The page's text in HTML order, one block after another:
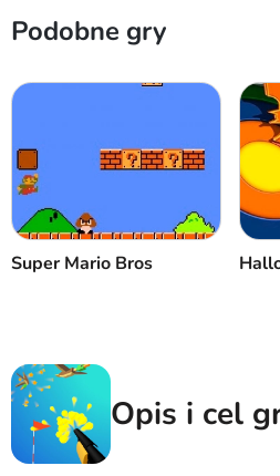
Podobne gry
Super Mario Bros
Opis i cel